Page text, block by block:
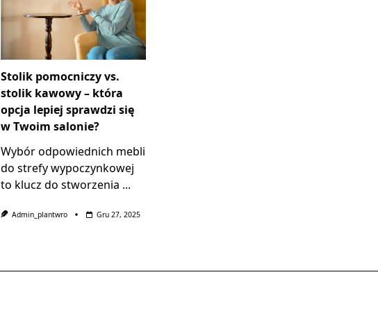
Stolik pomocniczy vs.
stolik kawowy – która
opcja lepiej sprawdzi się
w Twoim salonie?
Wybór odpowiednich mebli
do strefy wypoczynkowej
to klucz do stworzenia ...
Admin_plantwro Gru 27, 2025